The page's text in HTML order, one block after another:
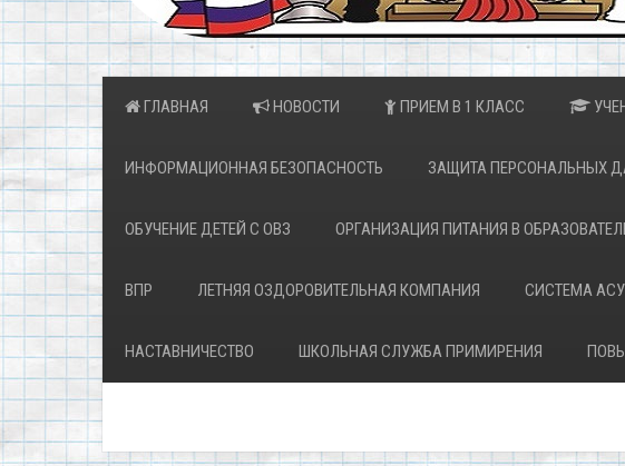
ГЛАВНАЯ НОВОСТИ ПРИЕМ В 1 КЛАСС
ИНФОРМАЦИОННАЯ БЕЗОПАСНОСТЬ ЗАЩИТА ПЕРСОНАЛЬНЫХ
ОБУЧЕНИЕ ДЕТЕЙ С ОВЗ ОРГАНИЗАЦИЯ ПИТАНИЯ В
ВПР ЛЕТНЯЯ ОЗДОРОВИТЕЛЬНАЯ КОМПАНИЯ СИСТЕМА
НАСТАВНИЧЕСТВО ШКОЛЬНАЯ СЛУЖБА ПРИМИРЕНИЯ